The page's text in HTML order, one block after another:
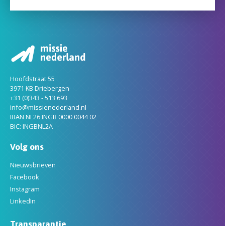
Hoofdstraat 55
3971 KB Driebergen
+31 (0)343 - 513 693
info@missienederland.nl
IBAN NL26 INGB 0000 0044 02
BIC: INGBNL2A
Volg ons
Nieuwsbrieven
Facebook
Instagram
LinkedIn
Transparantie